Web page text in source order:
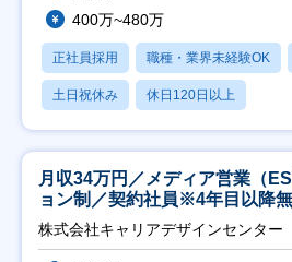
400万~480万
正社員採用 職種・業界未経験OK
土日祝休み 休日120日以上
月収34万円／メディア営業（
ョン制／契約社員※4年目以降
株式会社キャリアデザインセンター